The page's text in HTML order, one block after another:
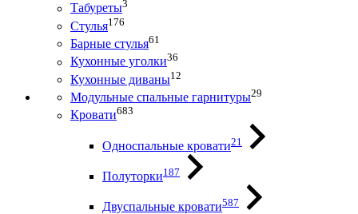
Табуреты3
Стулья176
Барные стулья61
Кухонные уголки36
Кухонные диваны12
Модульные спальные гарнитуры29
Кровати683
Односпальные кровати21
Полуторки187
Двуспальные кровати587